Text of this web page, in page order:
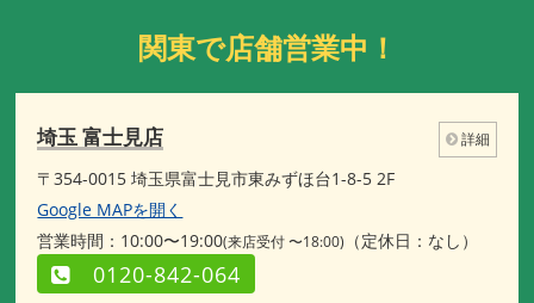
関東で店舗営業中！
埼玉 富士見店 詳細
〒354-0015 埼玉県富士見市東みずほ台1-8-5 2F
Google MAPを開く
営業時間：10:00〜19:00(来店受付 〜18:00) （定休日：なし）
0120-842-064